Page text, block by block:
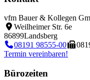
vfm Bauer & Kollegen
Weilheimer Str. 6e
86899Landsberg
08191 98555-00
Termin vereinbaren!
Bürozeiten